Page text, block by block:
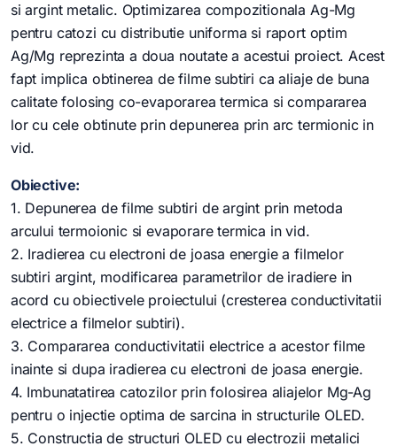
si argint metalic. Optimizarea compozitionala Ag-Mg
pentru catozi cu distributie uniforma si raport optim
Ag/Mg reprezinta a doua noutate a acestui proiect. Acest
fapt implica obtinerea de filme subtiri ca aliaje de buna
calitate folosing co-evaporarea termica si compararea
lor cu cele obtinute prin depunerea prin arc termionic in
vid.
Obiective:
1. Depunerea de filme subtiri de argint prin metoda
arcului termoionic si evaporare termica in vid.
2. Iradierea cu electroni de joasa energie a filmelor
subtiri argint, modificarea parametrilor de iradiere in
acord cu obiectivele proiectului (cresterea conductivitatii
electrice a filmelor subtiri).
3. Compararea conductivitatii electrice a acestor filme
inainte si dupa iradierea cu electroni de joasa energie.
4. Imbunatatirea catozilor prin folosirea aliajelor Mg-Ag
pentru o injectie optima de sarcina in structurile OLED.
5. Constructia de structuri OLED cu electrozii metalici